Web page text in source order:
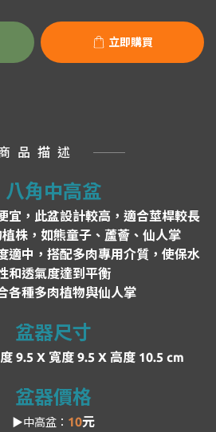
立即購買
品描述
八角中高盆
宜，此盆設計較高，適合莖桿較長
株，如熊童子、蘆薈、仙人掌
適中，搭配多肉專用介質，使保水
和透氣度達到平衡
各種多肉植物與仙人掌
盆器尺寸
9.5 X 寬度 9.5 X 高度 10.5 cm
盆器價格
▶中高盆： 10元